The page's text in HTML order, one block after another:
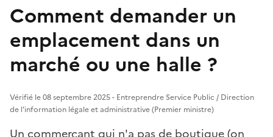
Comment demander un
emplacement dans un
marché ou une halle ?
Vérifié le 08 septembre 2025 - Entreprendre Service Public / Direction
de l'information légale et administrative (Premier ministre)
Un commerçant qui n'a pas de boutique (on